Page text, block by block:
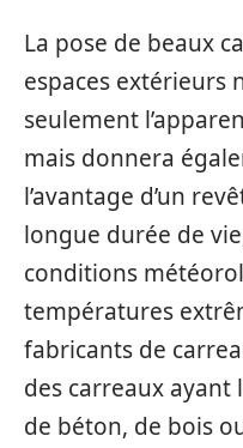
La pose de beaux
espaces extérieurs
seulement
mais donnera
l’avantage d’un
longue durée de
conditions
températures
fabricants de
des carreaux ayant
de béton, de bois